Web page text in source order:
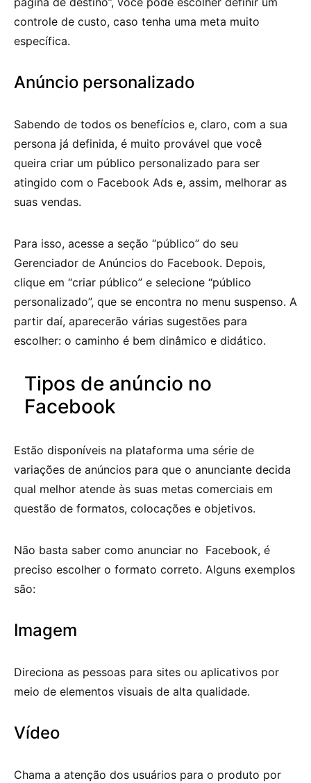
controle de custo, caso tenha uma meta muito
específica.
Anúncio personalizado
Sabendo de todos os benefícios e, claro, com a sua
persona já definida, é muito provável que você
queira criar um público personalizado para ser
atingido com o Facebook Ads e, assim, melhorar as
suas vendas.
Para isso, acesse a seção “público” do seu
Gerenciador de Anúncios do Facebook. Depois,
clique em “criar público” e selecione “público
personalizado”, que se encontra no menu suspenso. A
partir daí, aparecerão várias sugestões para
escolher: o caminho é bem dinâmico e didático.
Tipos de anúncio no
Facebook
Estão disponíveis na plataforma uma série de
variações de anúncios para que o anunciante decida
qual melhor atende às suas metas comerciais em
questão de formatos, colocações e objetivos.
Não basta saber como anunciar no Facebook, é
preciso escolher o formato correto. Alguns exemplos
são:
Imagem
Direciona as pessoas para sites ou aplicativos por
meio de elementos visuais de alta qualidade.
Vídeo
Chama a atenção dos usuários para o produto por